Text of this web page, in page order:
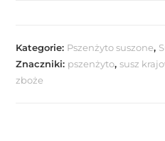
Kategorie: Pszenżyto suszone,
Znaczniki: pszenżyto,susz
zboże